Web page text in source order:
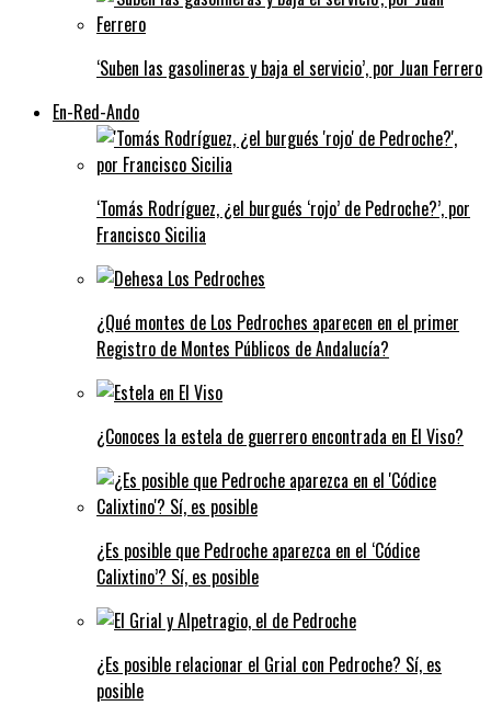
‘Suben las gasolineras y baja el servicio’, por Juan Ferrero
En-Red-Ando
‘Tomás Rodríguez, ¿el burgués ‘rojo’ de Pedroche?’, por
Francisco Sicilia
¿Qué montes de Los Pedroches aparecen en el primer
Registro de Montes Públicos de Andalucía?
¿Conoces la estela de guerrero encontrada en El Viso?
¿Es posible que Pedroche aparezca en el ‘Códice
Calixtino’? Sí, es posible
¿Es posible relacionar el Grial con Pedroche? Sí, es
posible